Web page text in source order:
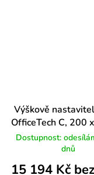
Výškově
OfficeTech C, 200
černá podnož,
Dostupnost:
dnů
15 194 Kč